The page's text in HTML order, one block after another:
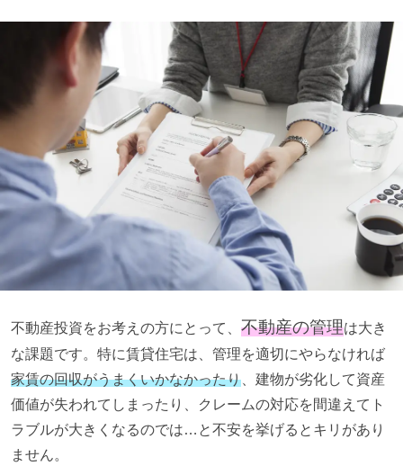
不動産投資をお考えの方にとって 不動産の管理は大き
な課題です。特に賃貸住宅は、管理を適切にやらなければ
家賃の回収がうまくいかなかったり 、建物が劣化して資産
価値が失われてしまったり、クレームの対応を間違えてト
ラブルが大きくなるのでは…と不安を挙げるとキリがあり
ません。